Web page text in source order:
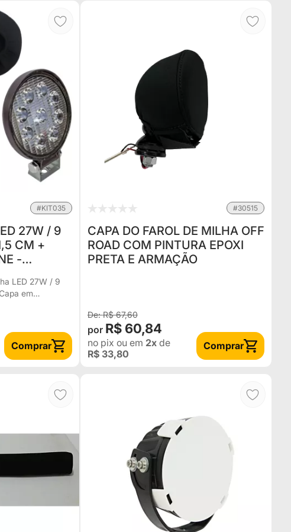
#KIT035
27W / 9
CM +
-
LED 27W / 9
em
Comprar
#30515
CAPA DO FAROL DE MILHA OFF
ROAD COM PINTURA EPOXI
PRETA E ARMAÇÃO
R$ 67,60
R$ 60,84
no pix ou em 2xde
R$ 33,80
Comprar